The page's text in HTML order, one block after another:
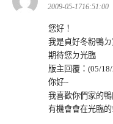
示:
2009-05-1716:51:00
您好！
我是貞好冬粉鴨
期待您ㄉ光臨
版主回覆：(05/
你好~
我喜歡你們家的
有機會會在光臨的!